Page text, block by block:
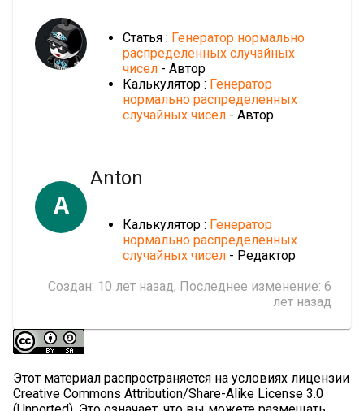
Статья : Генератор нормально
распределенных случайных
чисел - Автор
Калькулятор : Генератор
нормально распределенных
случайных чисел - Автор
A
Anton
Калькулятор : Генератор
нормально распределенных
случайных чисел - Редактор
Создан: 10 лет назад, Последнее изменение: 6
лет назад
Этот материал распространяется на условиях лицензии
Creative Commons Attribution/Share-Alike License 3.0